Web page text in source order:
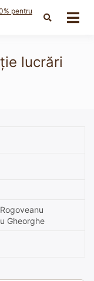
pentru
lucrări
Gheorghe